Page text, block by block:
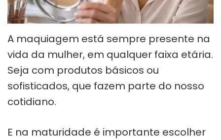
A maquiagem está sempre presente na
vida da mulher, em qualquer faixa etária.
Seja com produtos básicos ou
sofisticados, que fazem parte do nosso
cotidiano.
E na maturidade é importante escolher